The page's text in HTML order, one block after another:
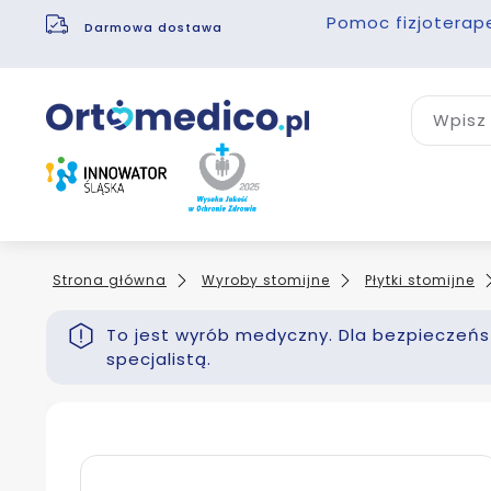
Darmowa dostawa Pomoc
Strona główna Wyroby stomijne Płytki stomijne
To jest wyrób medyczny. Dla
specjalistą.